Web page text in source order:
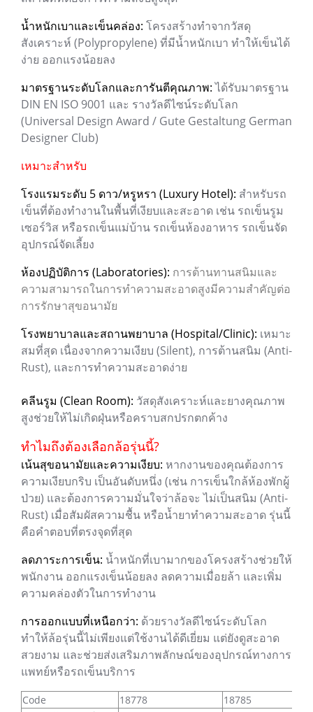
น้ำหนักเบาและเข็นคล่อง: โครงสร้างทำจากวัสดุ
สังเคราะห์ (Polypropylene) ที่มีน้ำหนักเบา ทำให้เข็นได้
ง่าย ออกแรงน้อยลง
มาตรฐานระดับโลกและการันตีคุณภาพ:ได้รับมาตรฐาน
DIN EN ISO 9001 และ รางวัลดีไซน์ระดับโลก
(Universal Design Award / Gute Gestaltung German
Designer Club)
เหมาะสำหรับ
โรงแรมระดับ 5 ดาว/หรูหรา (Luxury Hotel): สำหรับรถ
เข็นที่ต้องทำงานในพื้นที่เงียบและสะอาด เช่น รถเข็นรูม
เซอร์วิส หรือรถเข็นแม่บ้าน รถเข็นห้องอาหาร รถเข็นจัด
อุปกรณ์จัดเลี้ยง
ห้องปฏิบัติการ (Laboratories): การต้านทานสนิมและ
ความสามารถในการทำความสะอาดสูงมีความสำคัญต่อ
การรักษาสุขอนามัย
โรงพยาบาลและสถานพยาบาล (Hospital/Clinic): เหมาะ
สมที่สุด เนื่องจากความเงียบ (Silent), การต้านสนิม (Anti-
Rust), และการทำความสะอาดง่าย
คลีนรูม (Clean Room): วัสดุสังเคราะห์และยางคุณภาพ
สูงช่วยให้ไม่เกิดฝุ่นหรือคราบสกปรกตกค้าง
ทำไมถึงต้องเลือกล้อรุ่นนี้?
เน้นสุขอนามัยและความเงียบ: หากงานของคุณต้องการ
ความเงียบกริบ เป็นอันดับหนึ่ง (เช่น การเข็นใกล้ห้องพักผู้
ป่วย) และต้องการความมั่นใจว่าล้อจะ ไม่เป็นสนิม (Anti-
Rust) เมื่อสัมผัสความชื้น หรือน้ำยาทำความสะอาด รุ่นนี้
คือคำตอบที่ตรงจุดที่สุด
ลดภาระการเข็น: น้ำหนักที่เบามากของโครงสร้างช่วยให้
พนักงาน ออกแรงเข็นน้อยลง ลดความเมื่อยล้า และเพิ่ม
ความคล่องตัวในการทำงาน
การออกแบบที่เหนือกว่า: ด้วยรางวัลดีไซน์ระดับโลก
ทำให้ล้อรุ่นนี้ไม่เพียงแต่ใช้งานได้ดีเยี่ยม แต่ยังดูสะอาด
สวยงาม และช่วยส่งเสริมภาพลักษณ์ของอุปกรณ์ทางการ
แพทย์หรือรถเข็นบริการ
Code 18778
18785